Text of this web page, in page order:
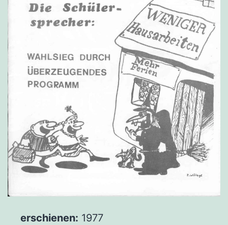
erschie­nen: 1977